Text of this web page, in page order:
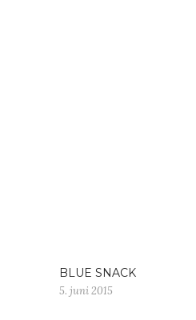
BLUE SNACK
5. juni 2015